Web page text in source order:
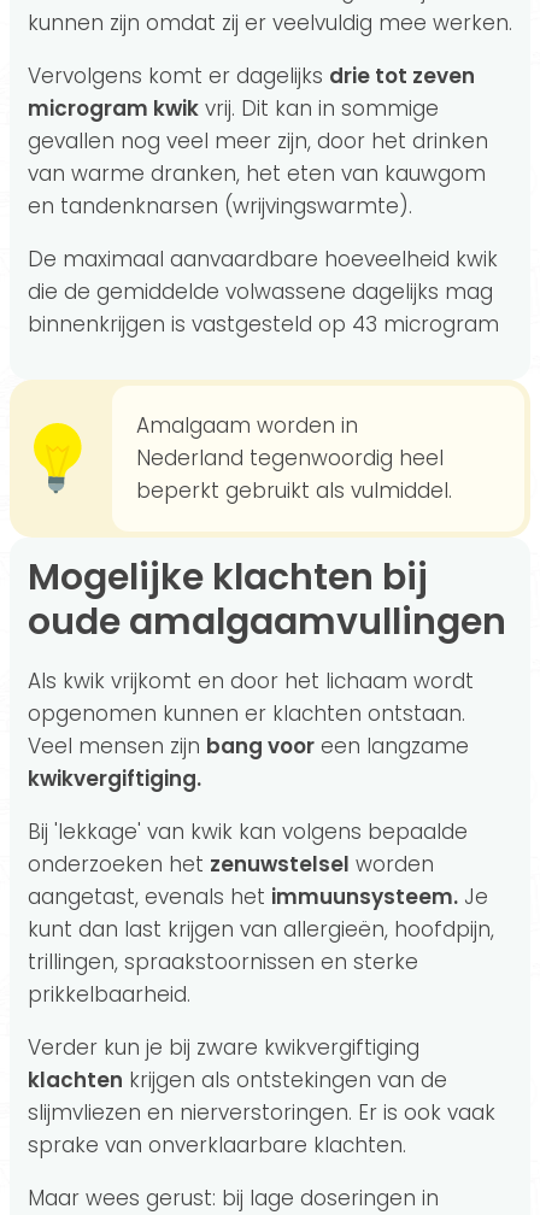
kunnen zijn omdat zij er veelvuldig mee werken.
Vervolgens komt er dagelijks drie tot zeven
microgram kwik vrij. Dit kan in sommige
gevallen nog veel meer zijn, door het drinken
van warme dranken, het eten van kauwgom
en tandenknarsen (wrijvingswarmte).
De maximaal aanvaardbare hoeveelheid kwik
die de gemiddelde volwassene dagelijks mag
binnenkrijgen is vastgesteld op 43 microgram
Amalgaam worden in
Nederland tegenwoordig heel
beperkt gebruikt als vulmiddel.
Mogelijke klachten bij
oude amalgaamvullingen
Als kwik vrijkomt en door het lichaam wordt
opgenomen kunnen er klachten ontstaan.
Veel mensen zijn bang voor een langzame
kwikvergiftiging.
Bij 'lekkage' van kwik kan volgens bepaalde
onderzoeken het zenuwstelsel worden
aangetast, evenals het immuunsysteem. Je
kunt dan last krijgen van allergieën, hoofdpijn,
trillingen, spraakstoornissen en sterke
prikkelbaarheid.
Verder kun je bij zware kwikvergiftiging
klachten krijgen als ontstekingen van de
slijmvliezen en nierverstoringen. Er is ook vaak
sprake van onverklaarbare klachten.
Maar wees gerust: bij lage doseringen in